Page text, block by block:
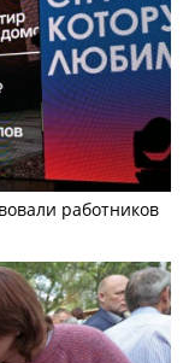
работников